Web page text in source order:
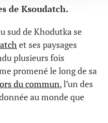
de Ksoudatch.
sud de Khodutka se
et ses paysages
plusieurs fois
promené le long de sa
du commun, l’un des
au monde que